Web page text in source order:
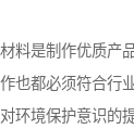
料是制作优质产
也都必须符合行业
环境保护意识的